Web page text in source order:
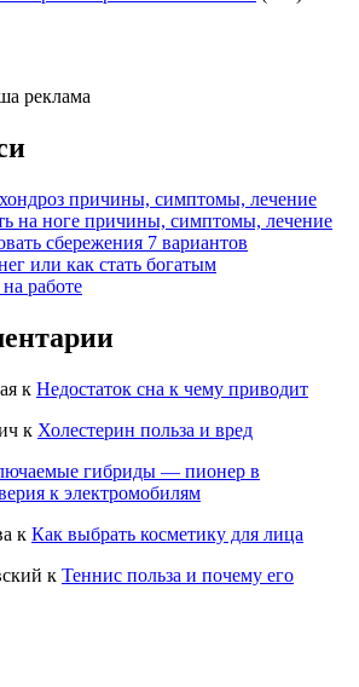
реклама
причины, симптомы, лечение
на ноге причины, симптомы, лечение
сбережения 7 вариантов
или как стать богатым
работе
к Недостаток сна к чему приводит
к Холестерин польза и вред
гибриды — пионер в
к электромобилям
к Как выбрать косметику для лица
к Теннис польза и почему его